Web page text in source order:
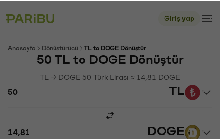
Giriş yap
Anasayfa Dönüştürücü TL to DOGE Dönüştür
50 TL to DOGE Dönüştür
TL → DOGE 50 Türk Lirası ≈ 14,81 DOGE
TL
DOGE